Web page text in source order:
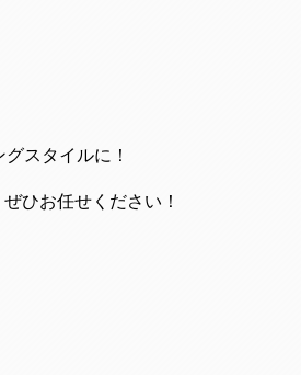
スタイルに！
ひお任せください！